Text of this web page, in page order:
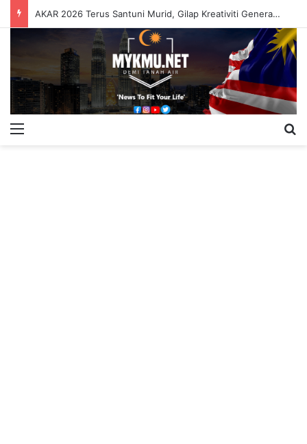
AKAR 2026 Terus Santuni Murid, Gilap Kreativiti Generasi Muda